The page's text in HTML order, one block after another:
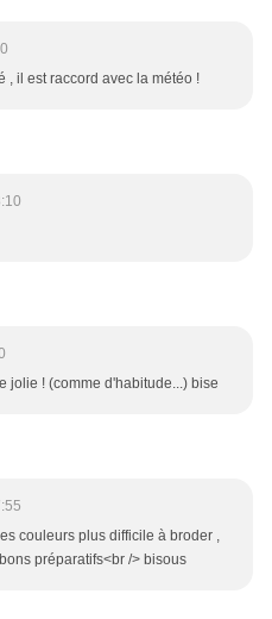
, il est raccord avec la météo !
jolie ! (comme d'habitude...) bise
couleurs plus difficile à broder ,
préparatifs<br /> bisous